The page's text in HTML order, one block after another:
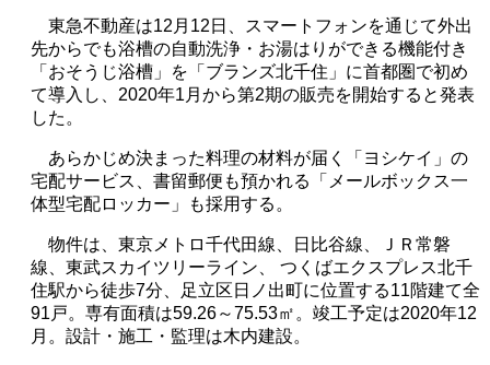
東急不動産は12 月 12 日、スマートフォンを通じて外出
先からでも浴槽の自動洗浄・お湯はりができる機能付き
「おそうじ浴槽」を「ブランズ北千住」に首都圏で初め
て導入し、 2020年1 月から第2期の販売を開始すると発表
した。
あらかじめ決まった料理の材料が届く「ヨシケイ」の
宅配サービス、書留郵便も預かれる「メールボックス一
体型宅配ロッカー」も採用する。
物件は、東京メトロ千代田線、日比谷線、ＪＲ常磐
線、東武スカイツリーライン、 つくばエクスプレス北千
住駅から徒歩7分、足立区日ノ出町に位置する11階建て全
91 戸。専有面積は59.26～75.53㎡。竣工予定は2020年12
月。設計・施工・監理は木内建設。